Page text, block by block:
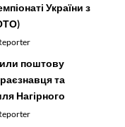
України з
поштову
та
Нагірного